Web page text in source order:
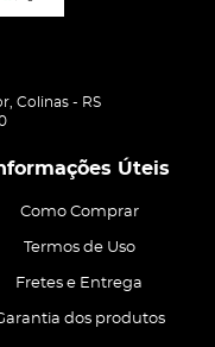
Colinas - RS
Úteis
Como Comprar
Termos de Uso
Fretes e Entrega
dos produtos